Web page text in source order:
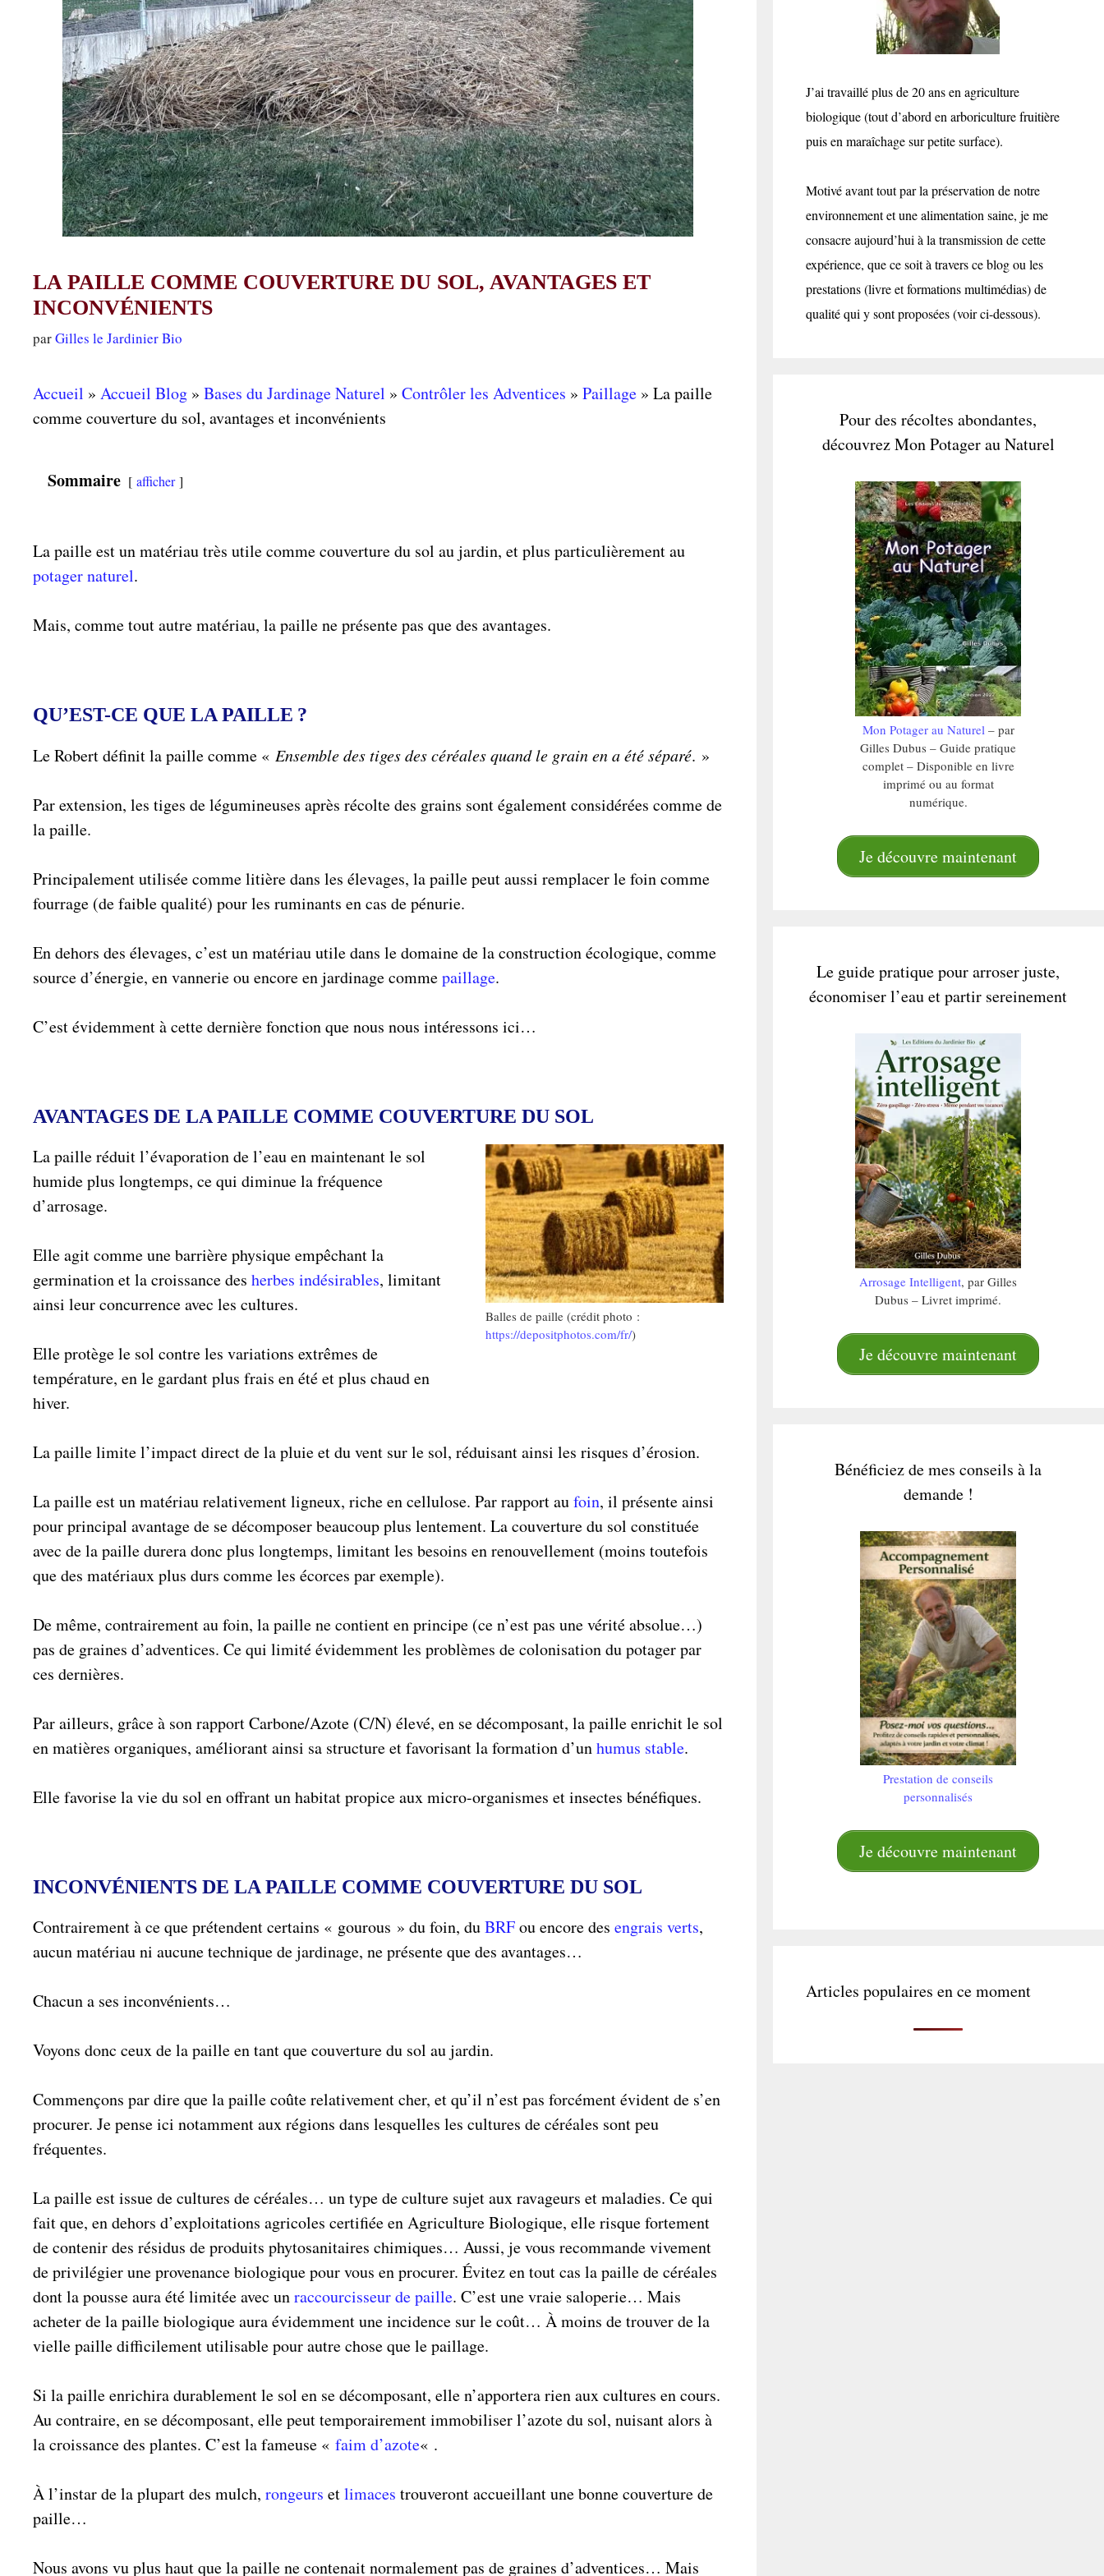
LA PAILLE COMME COUVERTURE DU SOL, AVANTAGES ET
INCONVÉNIENTS
parGilles le Jardinier Bio
Accueil » Accueil Blog » Bases du Jardinage Naturel » Contrôler les Adventices » Paillage » La paille
comme couverture du sol, avantages et inconvénients
Sommaire afficher
La paille est un matériau très utile comme couverture du sol au jardin, et plus particulièrement au
potager naturel.
Mais, comme tout autre matériau, la paille ne présente pas que des avantages.
QU’EST-CE QUE LA PAILLE ?
Le Robert définit la paille comme « Ensemble des tiges des céréales quand le grain en a été séparé. »
Par extension, les tiges de légumineuses après récolte des grains sont également considérées comme de
la paille.
Principalement utilisée comme litière dans les élevages, la paille peut aussi remplacer le foin comme
fourrage (de faible qualité) pour les ruminants en cas de pénurie.
En dehors des élevages, c’est un matériau utile dans le domaine de la construction écologique, comme
source d’énergie, en vannerie ou encore en jardinage commepaillage.
C’est évidemment à cette dernière fonction que nous nous intéressons ici…
AVANTAGES DE LA PAILLE COMME COUVERTURE DU SOL
Balles de paille (crédit photo :
https://depositphotos.com/fr/)
La paille réduit l’évaporation de l’eau en maintenant le sol
humide plus longtemps, ce qui diminue la fréquence
d’arrosage.
Elle agit comme une barrière physique empêchant la
germination et la croissance des herbes indésirables, limitant
ainsi leur concurrence avec les cultures.
Elle protège le sol contre les variations extrêmes de
température, en le gardant plus frais en été et plus chaud en
hiver.
La paille limite l’impact direct de la pluie et du vent sur le sol, réduisant ainsi les risques d’érosion.
La paille est un matériau relativement ligneux, riche en cellulose. Par rapport aufoin, il présente ainsi
pour principal avantage de se décomposer beaucoup plus lentement. La couverture du sol constituée
avec de la paille durera donc plus longtemps, limitant les besoins en renouvellement (moins toutefois
que des matériaux plus durs comme les écorces par exemple).
De même, contrairement au foin, la paille ne contient en principe (ce n’est pas une vérité absolue…)
pas de graines d’adventices. Ce qui limité évidemment les problèmes de colonisation du potager par
ces dernières.
Par ailleurs, grâce à son rapport Carbone/Azote (C/N) élevé, en se décomposant, la paille enrichit le sol
en matières organiques, améliorant ainsi sa structure et favorisant la formation d’unhumus stable.
Elle favorise la vie du sol en offrant un habitat propice aux micro-organismes et insectes bénéfiques.
INCONVÉNIENTS DE LA PAILLE COMME COUVERTURE DU SOL
Contrairement à ce que prétendent certains « gourous » du foin, duBRFou encore des engrais verts,
aucun matériau ni aucune technique de jardinage, ne présente que des avantages…
Chacun a ses inconvénients…
Voyons donc ceux de la paille en tant que couverture du sol au jardin.
Commençons par dire que la paille coûte relativement cher, et qu’il n’est pas forcément évident de s’en
procurer. Je pense ici notamment aux régions dans lesquelles les cultures de céréales sont peu
fréquentes.
La paille est issue de cultures de céréales… un type de culture sujet aux ravageurs et maladies. Ce qui
fait que, en dehors d’exploitations agricoles certifiée en Agriculture Biologique, elle risque fortement
de contenir des résidus de produits phytosanitaires chimiques… Aussi, je vous recommande vivement
de privilégier une provenance biologique pour vous en procurer. Évitez en tout cas la paille de céréales
dont la pousse aura été limitée avec unraccourcisseur de paille. C’est une vraie saloperie… Mais
acheter de la paille biologique aura évidemment une incidence sur le coût… À moins de trouver de la
vielle paille difficilement utilisable pour autre chose que le paillage.
Si la paille enrichira durablement le sol en se décomposant, elle n’apportera rien aux cultures en cours.
Au contraire, en se décomposant, elle peut temporairement immobiliser l’azote du sol, nuisant alors à
la croissance des plantes. C’est la fameuse « faim d’azote« .
À l’instar de la plupart des mulch, rongeurs etlimaces trouveront accueillant une bonne couverture de
paille…
Nous avons vu plus haut que la paille ne contenait normalement pas de graines d’adventices… Mais
J’ai travaillé plus de 20 ans en agriculture
biologique (tout d’abord en arboriculture fruitière
puis en maraîchage sur petite surface).
Motivé avant tout par la préservation de notre
environnement et une alimentation saine, je me
consacre aujourd’hui à la transmission de cette
expérience, que ce soit à travers ce blog ou les
prestations (livre et formations multimédias) de
qualité qui y sont proposées (voir ci-dessous).
Pour des récoltes abondantes,
découvrez Mon Potager au Naturel
Mon Potager au Naturel – par
Gilles Dubus – Guide pratique
complet – Disponible en livre
imprimé ou au format
numérique.
Je découvre maintenant
Le guide pratique pour arroser juste,
économiser l’eau et partir sereinement
Arrosage Intelligent, par Gilles
Dubus – Livret imprimé.
Je découvre maintenant
Bénéficiez de mes conseils à la
demande !
Prestation de conseils
personnalisés
Je découvre maintenant
Articles populaires en ce moment